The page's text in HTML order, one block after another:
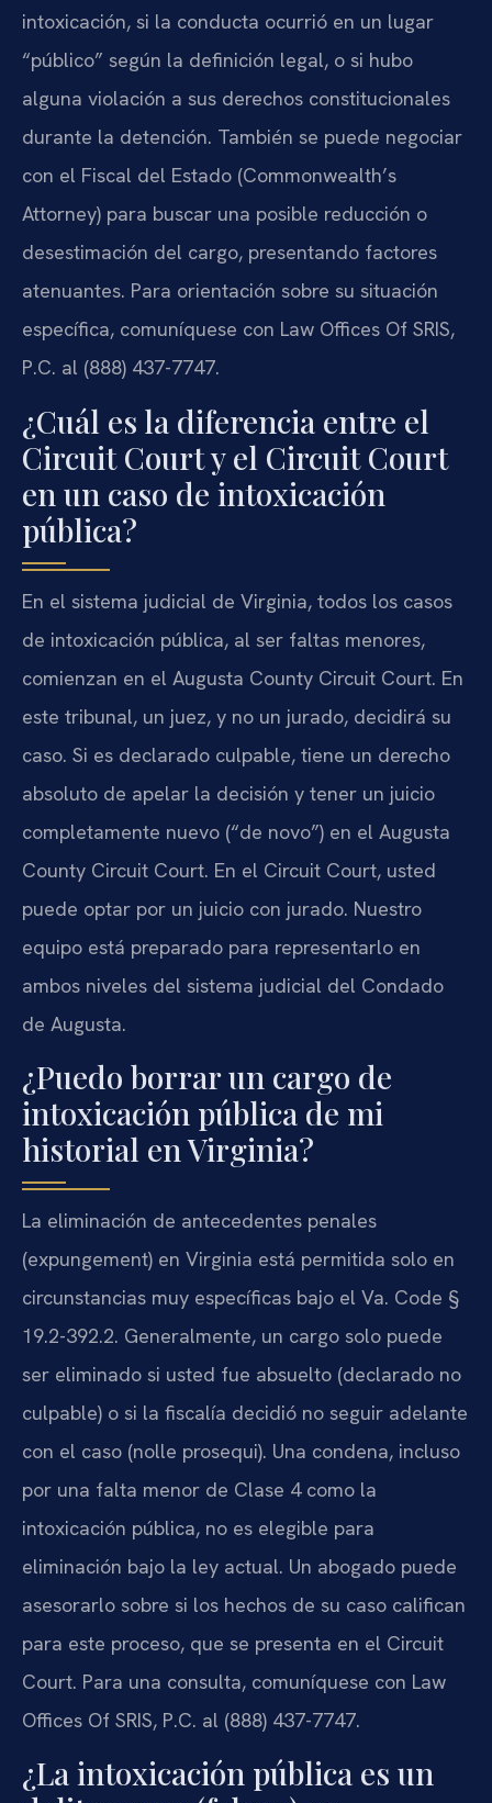
intoxicación, si la conducta ocurrió en un lugar
“público” según la definición legal, o si hubo
alguna violación a sus derechos constitucionales
durante la detención. También se puede negociar
con el Fiscal del Estado (Commonwealth’s
Attorney) para buscar una posible reducción o
desestimación del cargo, presentando factores
atenuantes. Para orientación sobre su situación
específica, comuníquese con Law Offices Of SRIS,
P.C. al (888) 437-7747.
¿Cuál es la diferencia entre el
Circuit Court y el Circuit Court
en un caso de intoxicación
pública?
En el sistema judicial de Virginia, todos los casos
de intoxicación pública, al ser faltas menores,
comienzan en el Augusta County Circuit Court. En
este tribunal, un juez, y no un jurado, decidirá su
caso. Si es declarado culpable, tiene un derecho
absoluto de apelar la decisión y tener un juicio
completamente nuevo (“de novo”) en el Augusta
County Circuit Court. En el Circuit Court, usted
puede optar por un juicio con jurado. Nuestro
equipo está preparado para representarlo en
ambos niveles del sistema judicial del Condado
de Augusta.
¿Puedo borrar un cargo de
intoxicación pública de mi
historial en Virginia?
La eliminación de antecedentes penales
(expungement) en Virginia está permitida solo en
circunstancias muy específicas bajo el Va. Code §
19.2-392.2. Generalmente, un cargo solo puede
ser eliminado si usted fue absuelto (declarado no
culpable) o si la fiscalía decidió no seguir adelante
con el caso (nolle prosequi). Una condena, incluso
por una falta menor de Clase 4 como la
intoxicación pública, no es elegible para
eliminación bajo la ley actual. Un abogado puede
asesorarlo sobre si los hechos de su caso califican
para este proceso, que se presenta en el Circuit
Court. Para una consulta, comuníquese con Law
Offices Of SRIS, P.C. al (888) 437-7747.
¿La intoxicación pública es un